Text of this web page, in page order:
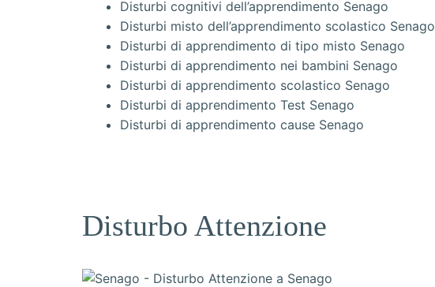
Disturbi cognitivi dell’apprendimento Senago
Disturbi misto dell’apprendimento scolastico Senago
Disturbi di apprendimento di tipo misto Senago
Disturbi di apprendimento nei bambini Senago
Disturbi di apprendimento scolastico Senago
Disturbi di apprendimento Test Senago
Disturbi di apprendimento cause Senago
Disturbo Attenzione